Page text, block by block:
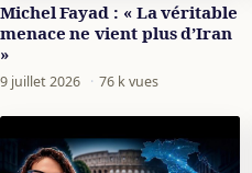
Michel Fayad : « La véritable
menace ne vient plus d’Iran
»
9 juillet 2026 · 76 k vues